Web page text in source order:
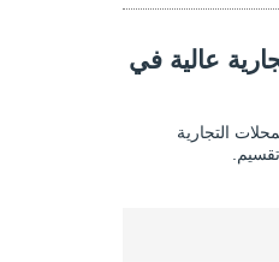
تجارية واسعة الاستخدام وقيمة تجارية
عالية في
التجارية